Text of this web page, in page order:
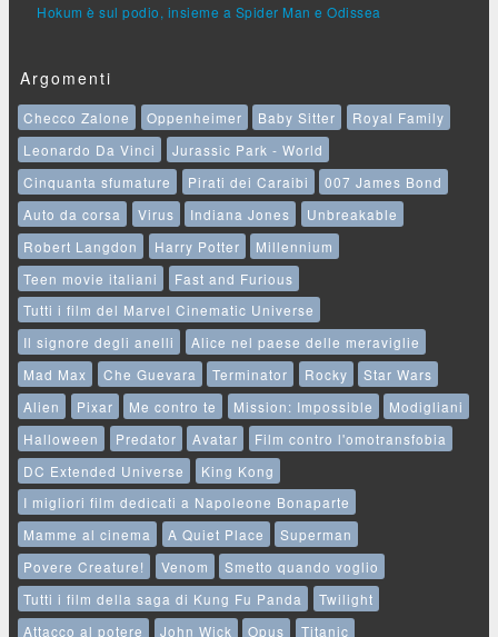
Hokum è sul podio, insieme a Spider Man e Odissea
Argomenti
Checco Zalone Oppenheimer Baby Sitter
Royal Family
Leonardo Da Vinci
Jurassic Park - World
Cinquanta sfumature
Pirati dei Caraibi
007 James Bond
Auto da corsa
Virus Indiana Jones
Unbreakable
Robert Langdon
Harry Potter
Millennium
Teen movie italiani
Fast and Furious
Tutti i film del Marvel Cinematic Universe
Il signore degli anelli
Alice nel paese delle meraviglie
Mad Max
Che Guevara Terminator Rocky
Star Wars
Alien
Pixar Me contro te Mission: Impossible
Modigliani
Halloween
Predator Avatar
Film contro l'omotransfobia
DC Extended Universe
King Kong
I migliori film dedicati a Napoleone Bonaparte
Mamme al cinema
A Quiet Place
Superman
Povere Creature!
Venom
Smetto quando voglio
Tutti i film della saga di Kung Fu Panda
Twilight
Attacco al potere
John Wick Opus Titanic